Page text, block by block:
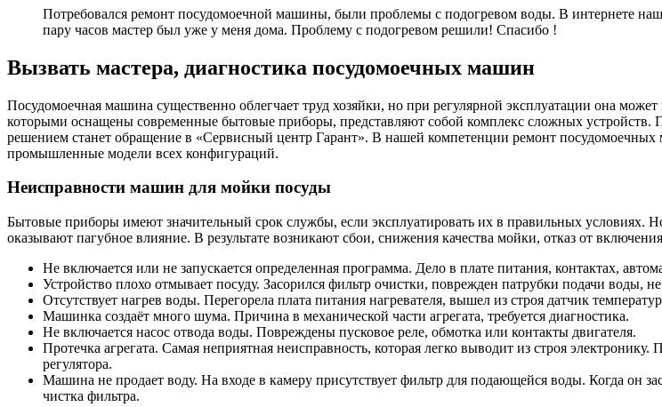
Потребовался ремонт посудомоечной машины, были проблемы с подогревом воды. В интернете
пару часов мастер был уже у меня дома. Проблему с подогревом решили! Спасибо !
Вызвать мастера, диагностика посудомоечных машин
Посудомоечная машина существенно облегчает труд хозяйки, но при регулярной эксплуатации она
которыми оснащены современные бытовые приборы, представляют собой комплекс сложных устройств.
решением станет обращение в «Сервисный центр Гарант». В нашей компетенции ремонт
промышленные модели всех конфигураций.
Неисправности машин для мойки посуды
Бытовые приборы имеют значительный срок службы, если эксплуатировать их в правильных
оказывают пагубное влияние. В результате возникают сбои, снижения качества мойки, отказ от
Не включается или не запускается определенная программа. Дело в плате питания, контактах,
Устройство плохо отмывает посуду. Засорился фильтр очистки, поврежден патрубки подачи воды,
Отсутствует нагрев воды. Перегорела плата питания нагревателя, вышел из строя датчик
Машинка создаёт много шума. Причина в механической части агрегата, требуется диагностика.
Не включается насос отвода воды. Повреждены пусковое реле, обмотка или контакты двигателя.
Протечка агрегата. Самая неприятная неисправность, которая легко выводит из строя
регулятора.
Машина не продает воду. На входе в камеру присутствует фильтр для подающейся воды. Когда он
чистка фильтра.